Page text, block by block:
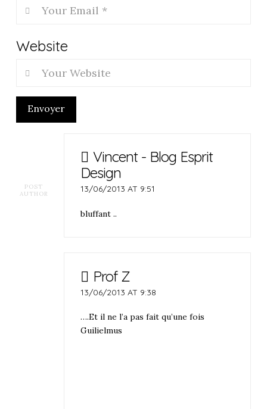
Website
Envoyer
POST
AUTHOR
Vincent - Blog Esprit
Design
13/06/2013 AT 9:51
bluffant ..
Prof Z
13/06/2013 AT 9:38
….Et il ne l’a pas fait qu’une fois
Guilielmus